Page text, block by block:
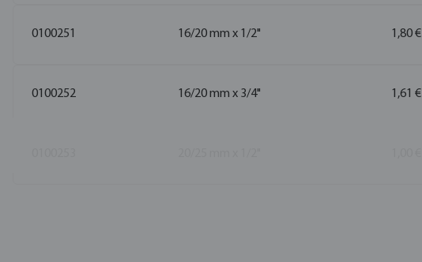
0100251 16/20 mm x 1/2" 1,80 €
0100252 16/20 mm x 3/4" 1,61 €